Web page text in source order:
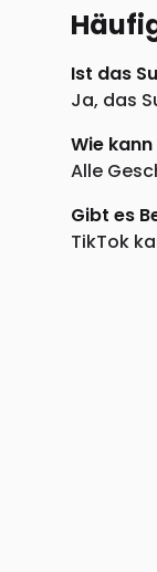
Ist das
Ja, das
Wie
Alle
Gibt es
TikTok